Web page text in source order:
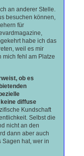
an anderer Stelle.
besuchen können,
für
habe ich das
weil es mir
mich fehl am Platze
ob es
diffuse
Kundschaft
Selbst die
nicht an den
dann aber auch
Sagen hat, wer in